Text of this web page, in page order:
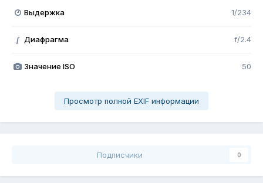
Выдержка 1/234
f Диафрагма f/2.4
Значение ISO 50
Просмотр полной EXIF информации
Подписчики 0